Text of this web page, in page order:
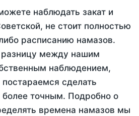
наблюдать закат и
не стоит полностью
расписанию намазов.
разницу между нашим
наблюдением,
сделать
более точным. Подробно о
времена намазов мы